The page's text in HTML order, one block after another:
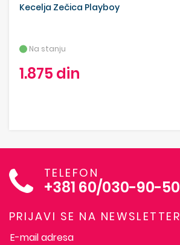
Kecelja Zečica Playboy
Na stanju
1.875 din
TELEFON
+381 60/030-90-50
PRIJAVI SE NA NEWSLETTER